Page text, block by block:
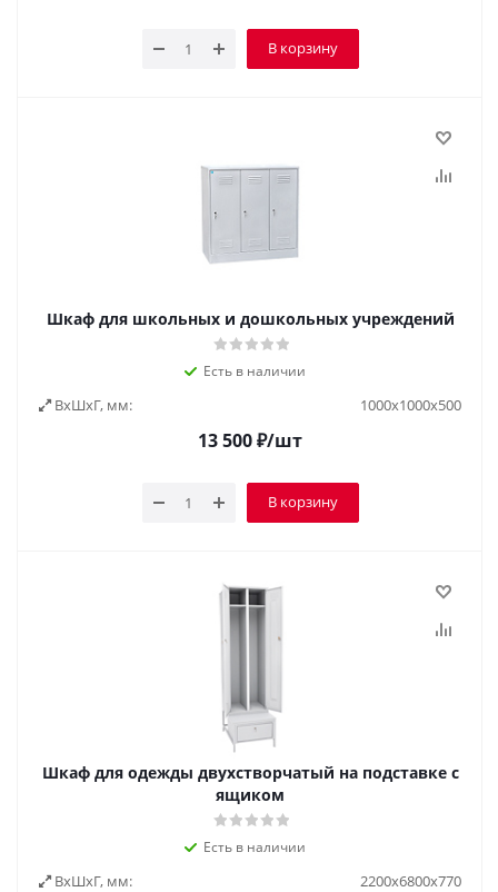
В корзину
Шкаф для школьных и дошкольных учреждений
Есть в наличии
ВxШxГ, мм: 1000х1000х500
13 500₽/шт
В корзину
Шкаф для одежды двухстворчатый на подставке с
ящиком
Есть в наличии
ВxШxГ, мм: 2200х6800х770